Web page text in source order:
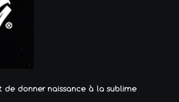
de donner naissance à la sublime